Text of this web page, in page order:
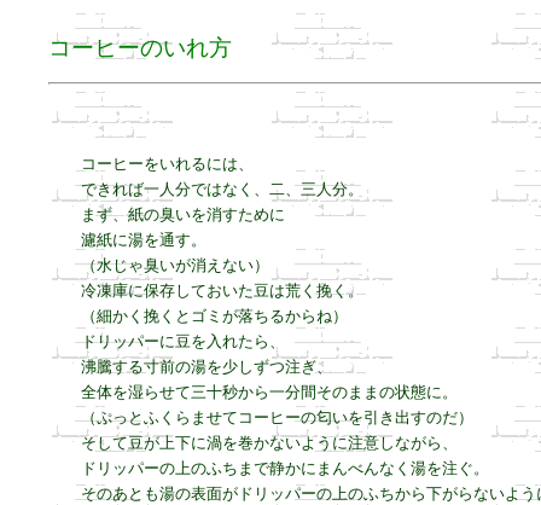
コーヒーのいれ方
コーヒーをいれるには、
できれば一人分ではなく、二、三人分。
まず、紙の臭いを消すために
濾紙に湯を通す。
（水じゃ臭いが消えない）
冷凍庫に保存しておいた豆は荒く挽く。
（細かく挽くとゴミが落ちるからね）
ドリッパーに豆を入れたら、
沸騰する寸前の湯を少しずつ注ぎ、
全体を湿らせて三十秒から一分間そのままの状態に。
（ぷっとふくらませてコーヒーの匂いを引き出すのだ）
そして豆が上下に渦を巻かないように注意しながら、
ドリッパーの上のふちまで静かにまんべんなく湯を注ぐ。
そのあとも湯の表面がドリッパーの上のふちから下がらないよう